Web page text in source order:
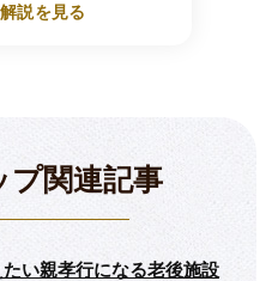
説を見る
プ関連記事
い親孝行になる老後施設